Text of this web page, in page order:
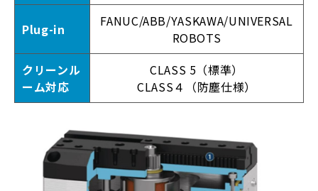
Plug-in
FANUC/ABB/YASKAWA/UNIVERSAL
ROBOTS
クリーンル
ーム対応
CLASS 5（標準）
CLASS４（防塵仕様）